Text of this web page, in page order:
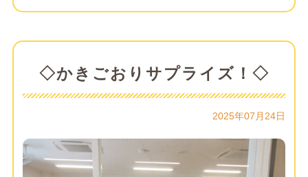
◇かきごおりサプライズ！◇
2025年07月24日